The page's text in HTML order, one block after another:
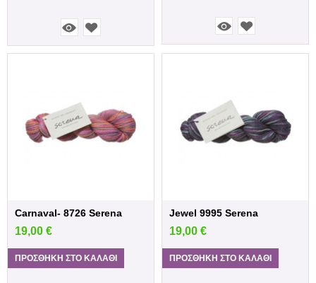
Carnaval- 8726 Serena
19,00 €
ΠΡΟΣΘΉΚΗ ΣΤΟ ΚΑΛΆΘΙ
Jewel 9995 Serena
19,00 €
ΠΡΟΣΘΉΚΗ ΣΤΟ ΚΑΛΆΘΙ